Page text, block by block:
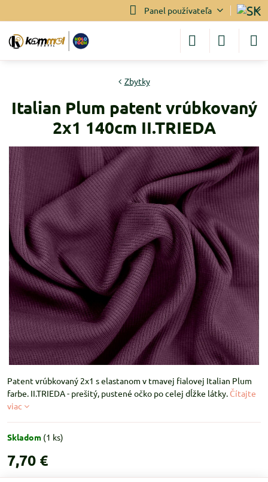
Panel používateľa
Zbytky
Italian Plum patent vrúbkovaný
2x1 140cm II.TRIEDA
Patent vrúbkovaný 2x1 s elastanom v tmavej fialovej Italian Plum
farbe. II.TRIEDA - prešitý, pustené očko po celej dĺžke látky. Čítajte
viac
Skladom (1 ks)
7,70 €